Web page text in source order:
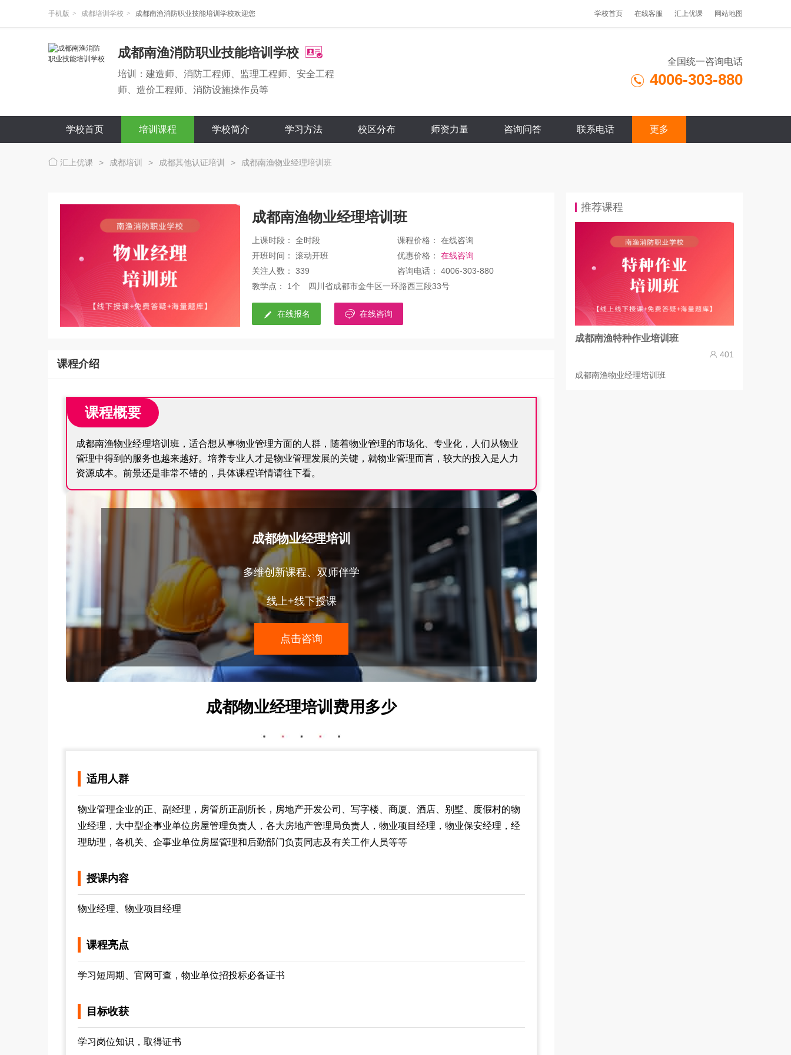
手机版 > 成都培训学校 > 成都南渔消防职业技能培训学校欢迎您 学校首页 在线客服 汇上优课 网站地图
成都南渔消防职业技能培训学校
培训：建造师、消防工程师、监理工程师、安全工程
师、造价工程师、消防设施操作员等
全国统一咨询电话
4006-303-880
学校首页 培训课程 学校简介 学习方法 校区分布 师资力量 咨询问答 联系电话 更多
汇上优课 > 成都培训 > 成都其他认证培训 > 成都南渔物业经理培训班
成都南渔物业经理培训班
上课时段： 全时段 课程价格： 在线咨询
开班时间： 滚动开班
优惠价格： 在线咨询
关注人数： 339
咨询电话： 4006-303-880
教学点： 1个
四川省成都市金牛区一环路西三段33号
 在线报名  在线咨询
课程介绍
课程概要
成都南渔物业经理培训班，适合想从事物业管理方面的人群，随着物业管理的市场化、专业化，人们从物业
管理中得到的服务也越来越好。培养专业人才是物业管理发展的关键，就物业管理而言，较大的投入是人力
资源成本。前景还是非常不错的，具体课程详情请往下看。
成都物业经理培训
多维创新课程、双师伴学
线上+线下授课
点击咨询
成都物业经理培训费用多少
适用人群
物业管理企业的正、副经理，房管所正副所长，房地产开发公司、写字楼、商厦、酒店、别墅、度假村的物
业经理，大中型企事业单位房屋管理负责人，各大房地产管理局负责人，物业项目经理，物业保安经理，经
理助理，各机关、企事业单位房屋管理和后勤部门负责同志及有关工作人员等等
授课内容
物业经理、物业项目经理
课程亮点
学习短周期、官网可查，物业单位招投标必备证书
目标收获
学习岗位知识，取得证书
推荐课程
成都南渔特种作业培训班
401
成都南渔物业经理培训班